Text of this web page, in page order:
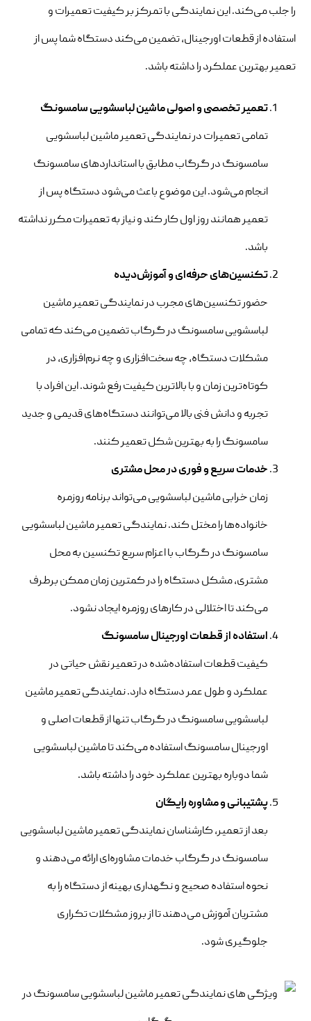
را جلب می‌کند. این نمایندگی با تمرکز بر کیفیت تعمیرات و
استفاده از قطعات اورجینال، تضمین می‌کند دستگاه شما پس از
تعمیر بهترین عملکرد را داشته باشد.
تعمیر تخصصی و اصولی ماشین لباسشویی سامسونگ
تمامی تعمیرات در نمایندگی تعمیر ماشین لباسشویی
سامسونگ در گرگاب مطابق با استانداردهای سامسونگ
انجام می‌شود. این موضوع باعث می‌شود دستگاه پس از
تعمیر همانند روز اول کار کند و نیاز به تعمیرات مکرر نداشته
باشد.
تکنسین‌های حرفه‌ای و آموزش‌دیده
حضور تکنسین‌های مجرب در نمایندگی تعمیر ماشین
لباسشویی سامسونگ در گرگاب تضمین می‌کند که تمامی
مشکلات دستگاه، چه سخت‌افزاری و چه نرم‌افزاری، در
کوتاه‌ترین زمان و با بالاترین کیفیت رفع شوند. این افراد با
تجربه و دانش فنی بالا می‌توانند دستگاه‌های قدیمی و جدید
سامسونگ را به بهترین شکل تعمیر کنند.
خدمات سریع و فوری در محل مشتری
زمان خرابی ماشین لباسشویی می‌تواند برنامه روزمره
خانواده‌ها را مختل کند. نمایندگی تعمیر ماشین لباسشویی
سامسونگ در گرگاب با اعزام سریع تکنسین به محل
مشتری، مشکل دستگاه را در کمترین زمان ممکن برطرف
می‌کند تا اختلالی در کارهای روزمره ایجاد نشود.
استفاده از قطعات اورجینال سامسونگ
کیفیت قطعات استفاده‌شده در تعمیر نقش حیاتی در
عملکرد و طول عمر دستگاه دارد. نمایندگی تعمیر ماشین
لباسشویی سامسونگ در گرگاب تنها از قطعات اصلی و
اورجینال سامسونگ استفاده می‌کند تا ماشین لباسشویی
شما دوباره بهترین عملکرد خود را داشته باشد.
پشتیبانی و مشاوره رایگان
بعد از تعمیر، کارشناسان نمایندگی تعمیر ماشین لباسشویی
سامسونگ در گرگاب خدمات مشاوره‌ای ارائه می‌دهند و
نحوه استفاده صحیح و نگهداری بهینه از دستگاه را به
مشتریان آموزش می‌دهند تا از بروز مشکلات تکراری
جلوگیری شود.